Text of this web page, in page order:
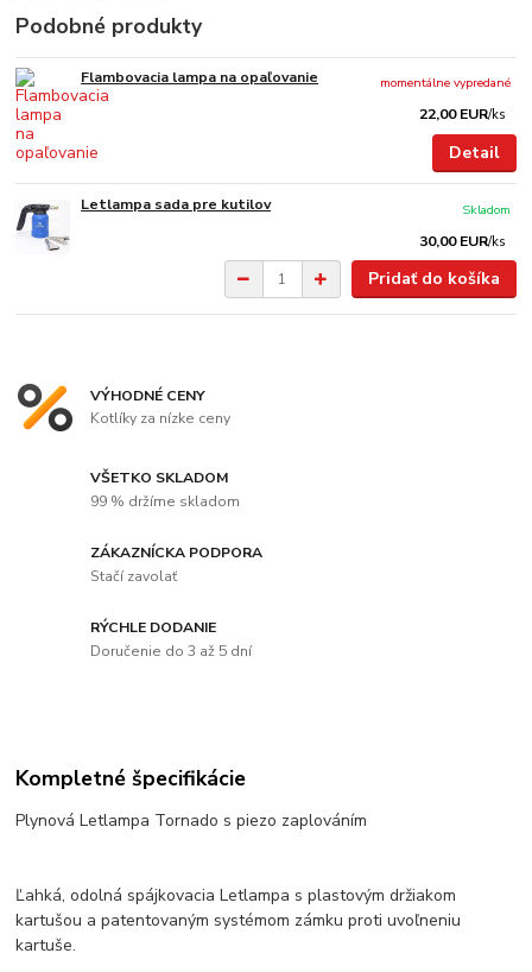
Podobné produkty
Flambovacia lampa na opaľovanie
22,00 EUR/ks
momentálne vypredané
Detail
Letlampa sada pre kutilov
30,00 EUR/ks
Skladom
Pridať do košíka
VÝHODNÉ CENY
Kotlíky za nízke ceny
VŠETKO SKLADOM
99 % držíme skladom
ZÁKAZNÍCKA PODPORA
Stačí zavolať
RÝCHLE DODANIE
Doručenie do 3 až 5 dní
Kompletné špecifikácie
Plynová Letlampa Tornado s piezo zaplováním
Ľahká, odolná spájkovacia Letlampa s plastovým držiakom
kartušou a patentovaným systémom zámku proti uvoľneniu
kartuše.